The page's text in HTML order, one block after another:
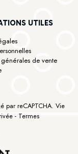
UTILES
de vente
par reCAPTCHA. Vie
- Termes